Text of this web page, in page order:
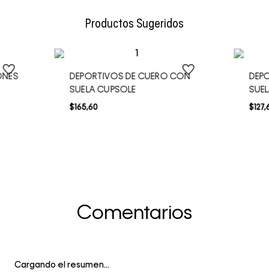
Productos Sugeridos
DEPORTIVOS DE CUERO CON
SUELA CUPSOLE
$165,60 $127,
Comentarios
Cargando el resumen…